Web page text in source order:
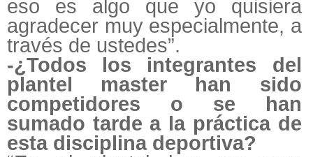
eso es algo que yo quisiera
agradecer muy especialmente, a
través de ustedes”.
-¿Todos los integrantes del
plantel master han sido
competidores o se han
sumado tarde a la práctica de
esta disciplina deportiva?